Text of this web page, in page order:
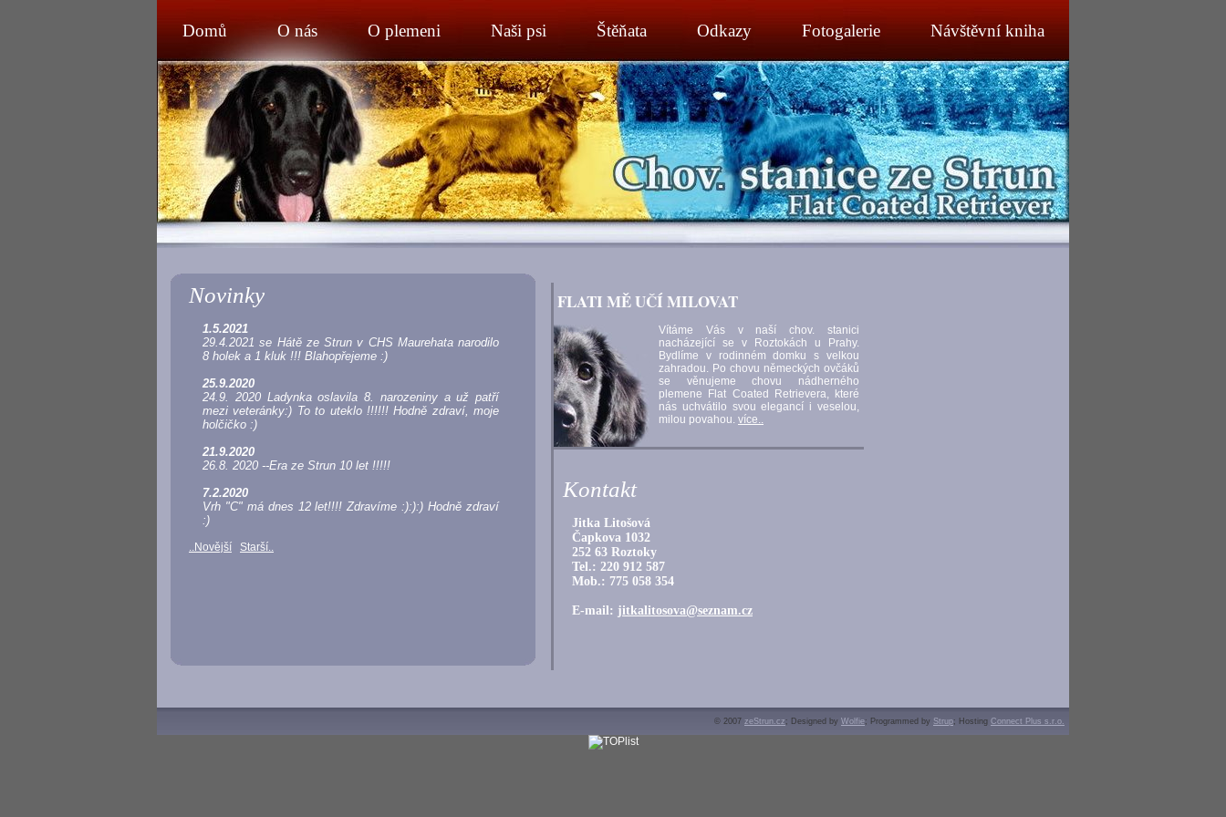
Novinky
1.5.2021
29.4.2021 se Hátě ze Strun v CHS Maurehata narodilo
8 holek a 1 kluk !!! Blahopřejeme :)
25.9.2020
24.9. 2020 Ladynka oslavila 8. narozeniny a už patří
mezi veteránky:) To to uteklo !!!!!! Hodně zdraví, moje
holčičko :)
21.9.2020
26.8. 2020 --Era ze Strun 10 let !!!!!
7.2.2020
Vrh "C" má dnes 12 let!!!! Zdravíme :):):) Hodně zdraví
:)
..Novější Starší..
FLATI MĚ UČÍ MILOVAT
Vítáme Vás v naší chov. stanici
nacházející se v Roztokách u Prahy.
Bydlíme v rodinném domku s velkou
zahradou. Po chovu německých ovčáků
se věnujeme chovu nádherného
plemene Flat Coated Retrievera, které
nás uchvátilo svou elegancí i veselou,
milou povahou. více..
Kontakt
Jitka Litošová
Čapkova 1032
252 63 Roztoky
Tel.: 220 912 587
Mob.: 775 058 354
E-mail: jitkalitosova@seznam.cz
Domů O nás O plemeni Naši psi Štěňata Odkazy Fotogalerie Návštěvní kniha
© 2007 zeStrun.cz ; Designed by Wolfie; Programmed by Strup; Hosting Connect Plus s.r.o.